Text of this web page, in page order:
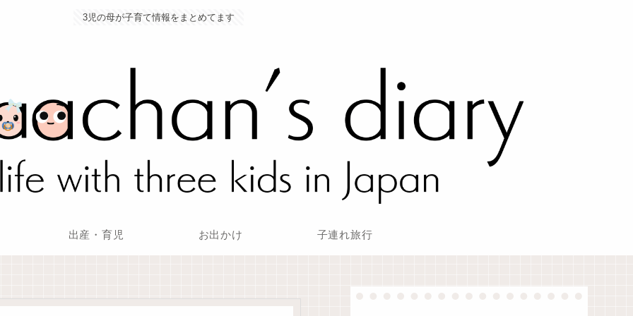
3児の母が子育て情報をまとめてます
出産・育児 お出かけ 子連れ旅行